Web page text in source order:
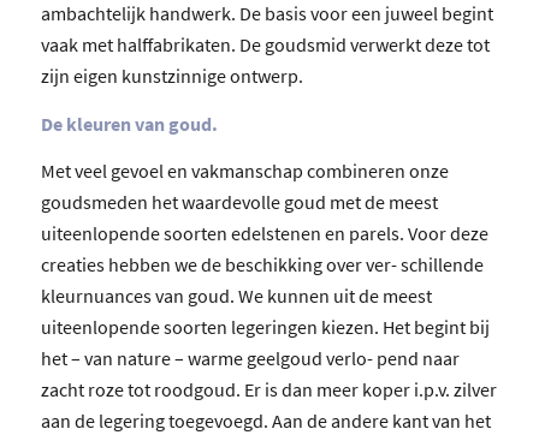
ambachtelijk handwerk. De basis voor een juweel begint
vaak met halffabrikaten. De goudsmid verwerkt deze tot
zijn eigen kunstzinnige ontwerp.
De kleuren van goud.
Met veel gevoel en vakmanschap combineren onze
goudsmeden het waardevolle goud met de meest
uiteenlopende soorten edelstenen en parels. Voor deze
creaties hebben we de beschikking over ver- schillende
kleurnuances van goud. We kunnen uit de meest
uiteenlopende soorten legeringen kiezen. Het begint bij
het – van nature – warme geelgoud verlo- pend naar
zacht roze tot roodgoud. Er is dan meer koper i.p.v. zilver
aan de legering toegevoegd. Aan de andere kant van het